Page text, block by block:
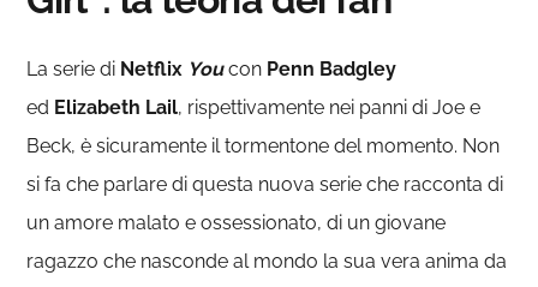
La serie di Netflix Youcon Penn Badgley
ed Elizabeth Lail, rispettivamente nei panni di Joe e
Beck, è sicuramente il tormentone del momento. Non
si fa che parlare di questa nuova serie che racconta di
un amore malato e ossessionato, di un giovane
ragazzo che nasconde al mondo la sua vera anima da